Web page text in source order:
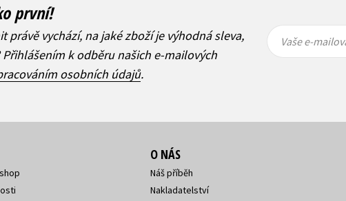
první!
právě vychází, na jaké zboží je výhodná sleva,
Přihlášením k odběru našich e-mailových
osobních údajů.
mailová
mailová
Vaše e-
O NÁS
Náš příběh
Nakladatelství